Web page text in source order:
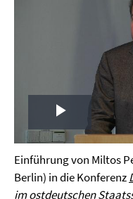
Play
Video
Einführung von Miltos
Berlin) in die Konferenz
im ostdeutschen